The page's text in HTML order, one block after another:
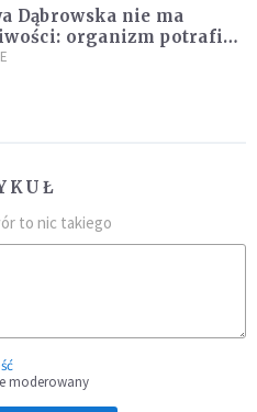
Dąbrowska nie ma
organizm potrafi
się sam
to nic takiego
moderowany